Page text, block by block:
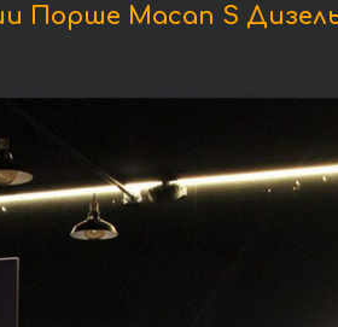
Порше Macan S Дизель